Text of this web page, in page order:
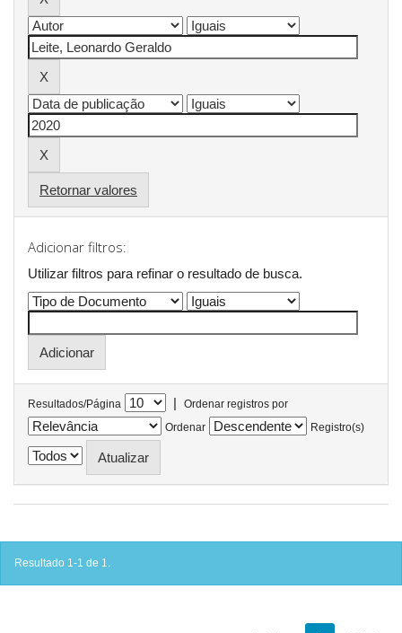
Retornar valores
Adicionar filtros:
Utilizar filtros para refinar o resultado de busca.
Resultados/Página |
Ordenar registros por
Ordenar
Registro(s)
Resultado 1-1 de 1.